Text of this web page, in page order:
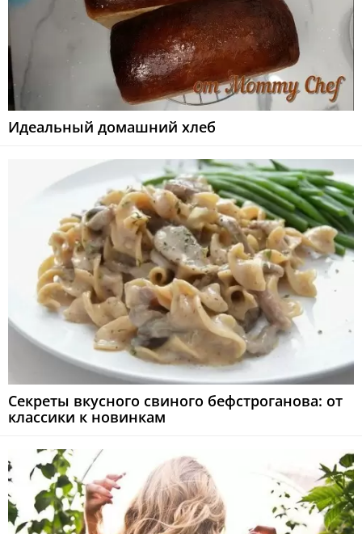
Идеальный домашний хлеб
Секреты вкусного свиного бефстроганова: от
классики к новинкам